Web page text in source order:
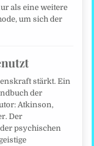
als eine weitere
um sich der
stärkt. Ein
der
Atkinson,
Der
psychischen